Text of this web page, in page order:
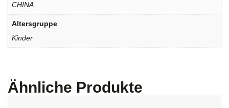
CHINA
Altersgruppe
Kinder
Ähnliche Produkte